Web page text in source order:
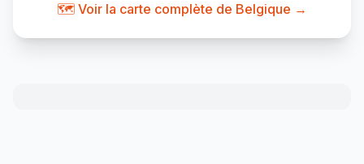
🗺️ Voir la carte complète de Belgique →